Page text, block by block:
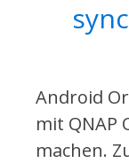
Android
mit QNAP
machen.